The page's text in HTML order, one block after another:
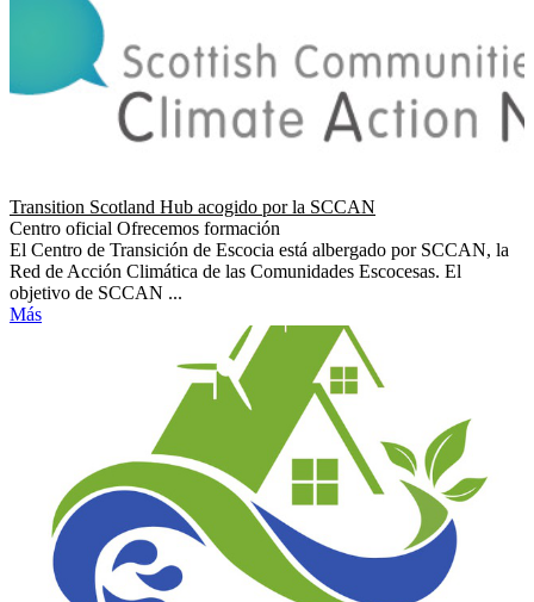
Transition Scotland Hub acogido por la SCCAN
Centro oficial Ofrecemos formación
El Centro de Transición de Escocia está albergado por SCCAN, la
Red de Acción Climática de las Comunidades Escocesas. El
objetivo de SCCAN ...
Más